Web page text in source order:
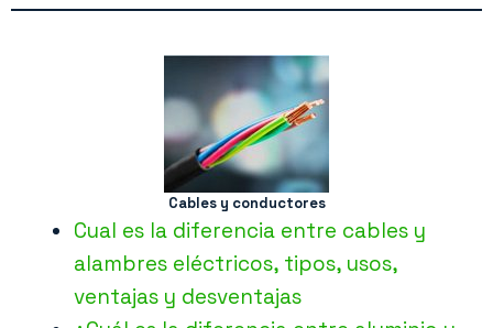
Cables y conductores
Cual es la diferencia entre cables y
alambres eléctricos, tipos, usos,
ventajas y desventajas